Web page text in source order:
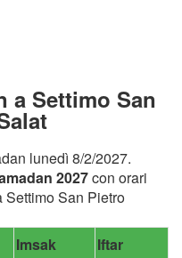
a Settimo San
lunedì 8/2/2027.
2027con orari
Settimo San Pietro
Imsak
Iftar